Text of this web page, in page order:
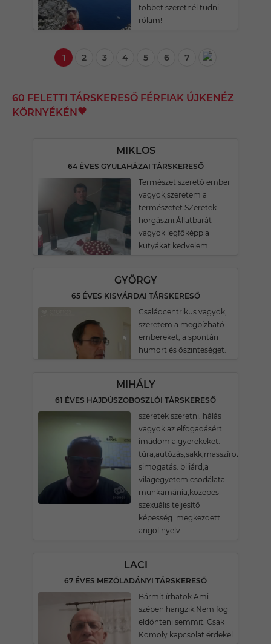
többet szeretnél tudni
rólam!
1 2 3 4 5 6 7
60 FELETTI TÁRSKERESŐ FÉRFIAK ÚJKENÉZ
KÖRNYÉKÉN
MIKLOS
64 ÉVES GYULAHÁZAI TÁRSKERESŐ
Természet szerető ember
vagyok,szeretem a
természetet.SZeretek
horgászni.Állatbarát
vagyok legfőképp a
kutyákat kedvelem.
GYÖRGY
65 ÉVES KISVÁRDAI TÁRSKERESŐ
Családcentrikus vagyok,
szeretem a megbízható
embereket, a spontán
humort és őszinteséget.
MIHÁLY
61 ÉVES HAJDÚSZOBOSZLÓI TÁRSKERESŐ
szeretek szeretni. hálás
vagyok az elfogadásért.
imádom a gyerekeket.
túra,autózás,sakk,masszírozás.
simogatás. biliárd,a
világegyetem csodálata.
munkamánia,közepes
szexuális teljesítő
képesség. megkezdett
angol nyelv.
LACI
67 ÉVES MEZŐLADÁNYI TÁRSKERESŐ
Bármit írhatok Ami
szépen hangzik.Nem fog
eldönteni semmit. Csak
Komoly kapcsolat érdekel.